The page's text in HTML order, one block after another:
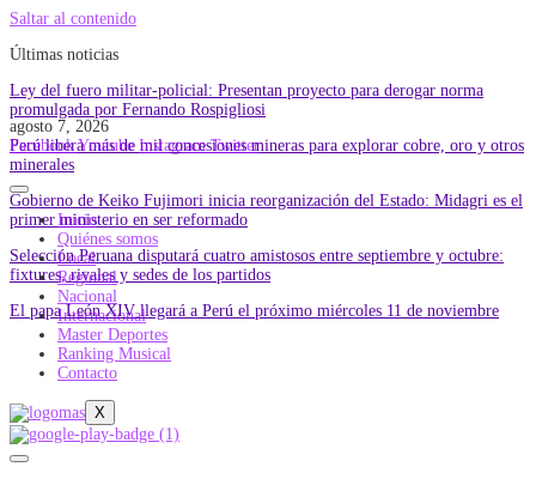
Saltar al contenido
Últimas noticias
Ley del fuero militar-policial: Presentan proyecto para derogar norma
promulgada por Fernando Rospigliosi
Perú libera más de mil concesiones mineras para explorar cobre, oro y otros
minerales
Gobierno de Keiko Fujimori inicia reorganización del Estado: Midagri es el
primer ministerio en ser reformado
Selección Peruana disputará cuatro amistosos entre septiembre y octubre:
fixtures, rivales y sedes de los partidos
El papa León XIV llegará a Perú el próximo miércoles 11 de noviembre
agosto 7, 2026
Facebook Youtube Instagram Twitter
Inicio
Quiénes somos
Local
Regional
Nacional
Internacional
Master Deportes
Ranking Musical
Contacto
X